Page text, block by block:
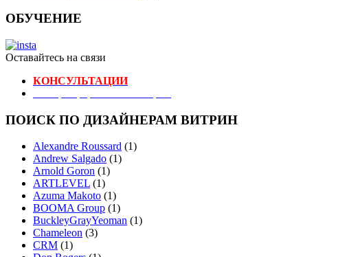
ОБУЧЕНИЕ
Оставайтесь на связи
КОНСУЛЬТАЦИИ
ПОИСК ПО ДИЗАЙНЕРАМ ВИТРИН
Alexandre Roussard (1)
Andrew Salgado (1)
Arnold Goron (1)
ARTLEVEL (1)
Azuma Makoto (1)
BOOMA Group (1)
BuckleyGrayYeoman (1)
Chameleon (3)
CRM (1)